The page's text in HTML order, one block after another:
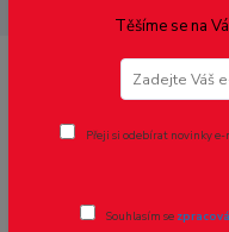
LED Reflektory,
Těšíme se na
Přeji si odebírat novinky
Souhlasím se